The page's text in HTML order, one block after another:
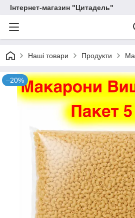
Інтернет-магазин "Цитадель"
Наші товари Продукти
–20%